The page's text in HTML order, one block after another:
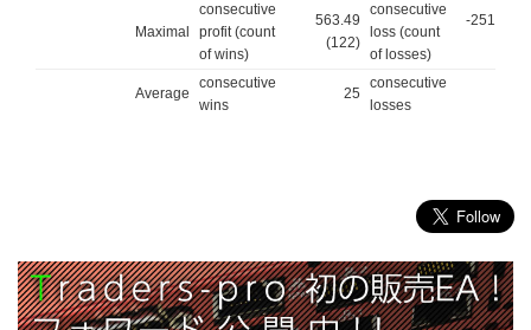
Maximal
consecutive
profit (count
of wins)
563.49
(122)
consecutive
loss (count
of losses)
-251.00
Average
consecutive
wins
25
consecutive
losses